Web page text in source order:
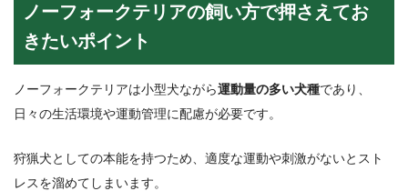
ノーフォークテリアの飼い方で押さえてお
きたいポイント
ノーフォークテリアは小型犬ながら運動量の多い犬種であり、
日々の生活環境や運動管理に配慮が必要です。
狩猟犬としての本能を持つため、適度な運動や刺激がないとスト
レスを溜めてしまいます。